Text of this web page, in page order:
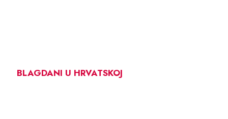
BLAGDANI U HRVATSKOJ